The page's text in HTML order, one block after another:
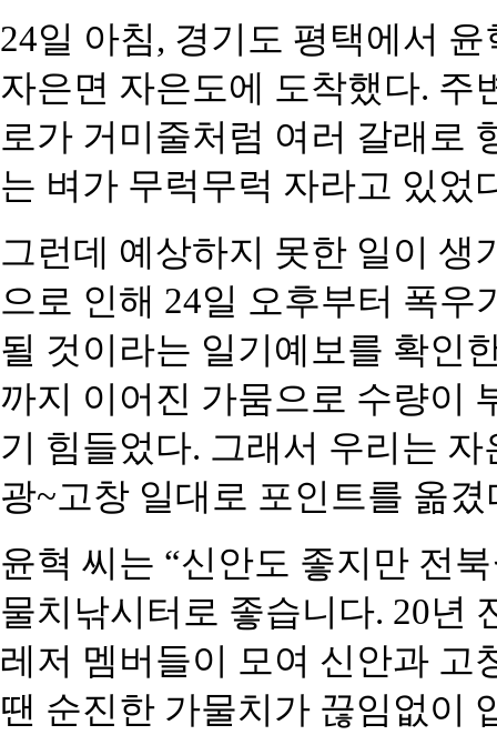
24일 아침, 경기도 평택에서
자은면 자은도에 도착했다. 주
로가 거미줄처럼 여러 갈래로
는 벼가 무럭무럭 자라고 있었
그런데 예상하지 못한 일이 생
으로 인해 24일 오후부터 폭
될 것이라는 일기예보를 확인
까지 이어진 가뭄으로 수량이
기 힘들었다. 그래서 우리는
광~고창 일대로 포인트를 옮겼
윤혁 씨는 “신안도 좋지만 전
물치낚시터로 좋습니다. 20년
레저 멤버들이 모여 신안과 고
땐 순진한 가물치가 끊임없이